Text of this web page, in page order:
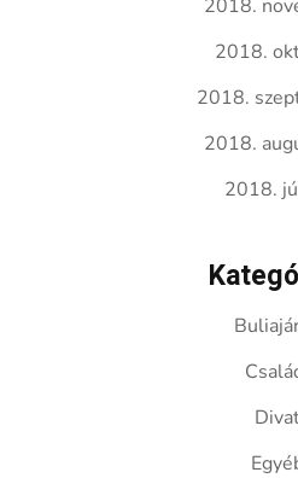
2018.
2018.
2018.
2018.
2018.